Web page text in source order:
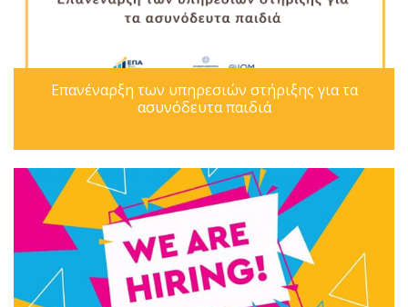
Επανέναρξη των υπηρεσιών στήριξης για τα
ασυνόδευτα παιδιά